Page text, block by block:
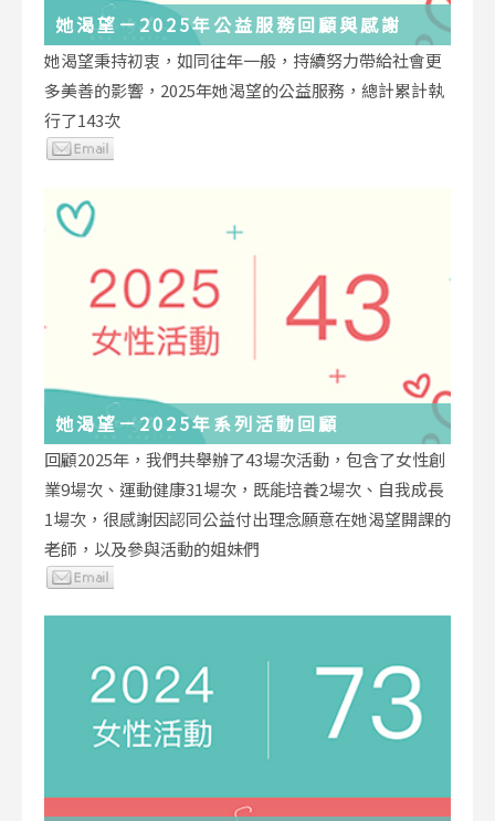
她渴望－2025年公益服務回顧與感謝
她渴望秉持初衷，如同往年一般，持續努力帶給社會更
多美善的影響，2025年她渴望的公益服務，總計累計執
行了143次
她渴望－2025年系列活動回顧
回顧2025年，我們共舉辦了43場次活動，包含了女性創
業9場次、運動健康31場次，既能培養2場次、自我成長
1場次，很感謝因認同公益付出理念願意在她渴望開課的
老師，以及參與活動的姐妹們